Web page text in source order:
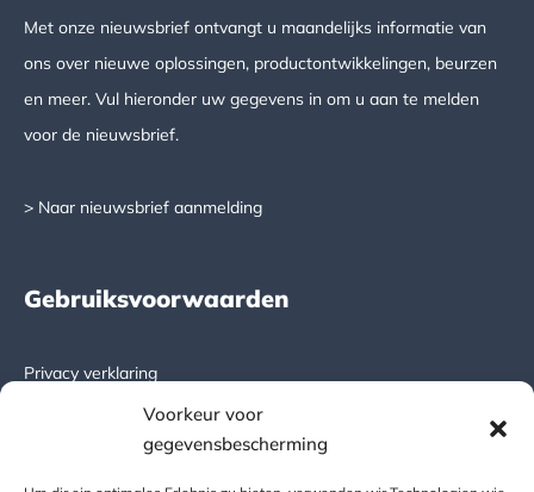
Voorkeur voor
gegevensbescherming
Met onze nieuwsbrief ontvangt u maandelijks informatie van
ons over nieuwe oplossingen, productontwikkelingen, beurzen
en meer. Vul hieronder uw gegevens in om u aan te melden
voor de nieuwsbrief.
> Naar nieuwsbrief aanmelding
Gebruiksvoorwaarden
Privacy verklaring
Algemene leveringsvoorwaarden